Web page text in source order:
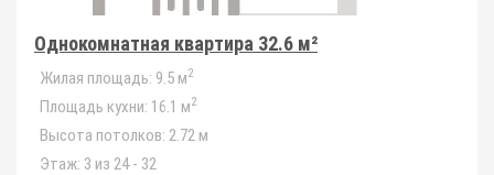
Однокомнатная квартира 32.6 м²
Жилая площадь: 9.5 м2
Площадь кухни: 16.1 м2
Высота потолков: 2.72 м
Этаж: 3 из 24 - 32